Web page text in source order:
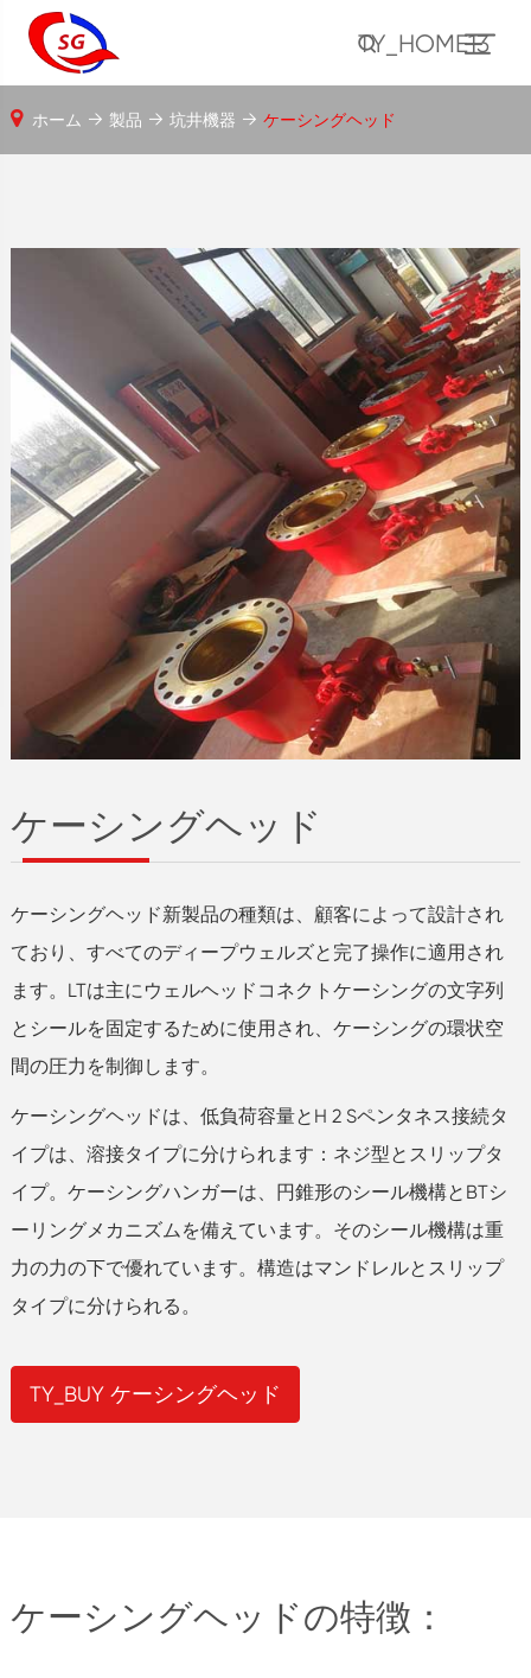
TY_HOME13
ケーシングヘッド
ケーシングヘッド新製品の種類は、顧客によって設計され
ており、すべてのディープウェルズと完了操作に適用され
ます。LTは主にウェルヘッドコネクトケーシングの文字列
とシールを固定するために使用され、ケーシングの環状空
間の圧力を制御します。
ケーシングヘッドは、低負荷容量とH 2 Sペンタネス接続タ
イプは、溶接タイプに分けられます：ネジ型とスリップタ
イプ。ケーシングハンガーは、円錐形のシール機構とBTシ
ーリングメカニズムを備えています。そのシール機構は重
力の力の下で優れています。構造はマンドレルとスリップ
タイプに分けられる。
TY_BUY ケーシングヘッド
ホーム 製品 坑井機器 ケーシングヘッド
ケーシングヘッドの特徴：